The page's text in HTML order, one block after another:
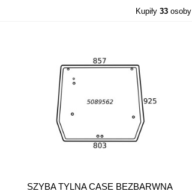
Kupiły 33osoby
SZYBA TYLNA CASE BEZBARWNA